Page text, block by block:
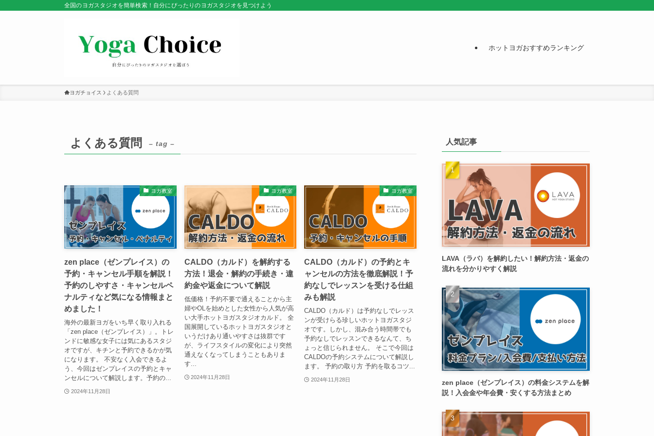
全国のヨガスタジオを簡単検索！自分にぴったりのヨガスタジオを見つけよう
ホットヨガおすすめランキング
ヨガチョイス よくある質問
よくある質問 – tag –
ヨガ教室
zen place（ゼンプレイス）の
予約・キャンセル手順を解説！
予約のしやすさ・キャンセルペ
ナルティなど気になる情報まと
めました！
海外の最新ヨガをいち早く取り入れる
「zen place（ゼンプレイス）」。トレ
ンドに敏感な女子には気にあるスタジ
オですが、キチンと予約できるかが気
になります。 不安なく入会できるよ
う、今回はゼンプレイスの予約とキャ
ンセルについて解説します。予約の...
2024年11月28日
ヨガ教室
CALDO（カルド）を解約する
方法！退会・解約の手続き・違
約金や返金について解説
低価格！予約不要で通えることから主
婦やOLを始めとした女性から人気が高
い大手ホットヨガスタジオカルド。 全
国展開しているホットヨガスタジオと
いうだけあり通いやすさは抜群です
が、ライフスタイルの変化により突然
通えなくなってしまうこともありま
す...
2024年11月28日
ヨガ教室
CALDO（カルド）の予約とキ
ャンセルの方法を徹底解説！予
約なしでレッスンを受ける仕組
みも解説
CALDO（カルド）は予約なしでレッス
ンが受けらる珍しいホットヨガスタジ
オです。しかし、混み合う時間帯でも
予約なしでレッスンできるなんて、ち
ょっと信じられません。 そこで今回は
CALDOの予約システムについて解説し
ます。 予約の取り方 予約を取るコツ...
2024年11月28日
人気記事
LAVA（ラバ）を解約したい！解約方法・返金の
流れを分かりやすく解説
zen place（ゼンプレイス）の料金システムを解
説！入会金や年会費・安くする方法まとめ